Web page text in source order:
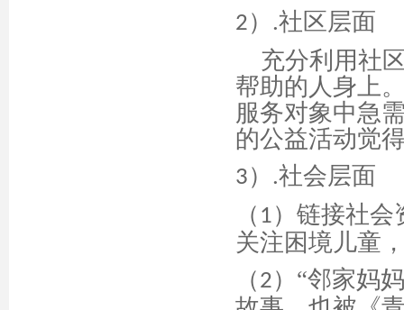
2） .社区层面
充分利用社
帮助的人身上
服务对象中急
的公益活动觉
3） .社会层面
（ 1）链接社
关注困境儿童
（2） “邻家妈